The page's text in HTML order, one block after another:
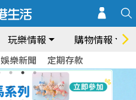
玩樂情報 購物情報
娛樂新聞 定期存款